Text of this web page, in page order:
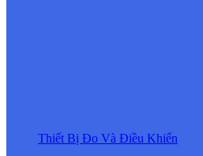
Thiết Bị Đo Và Điều Khiển